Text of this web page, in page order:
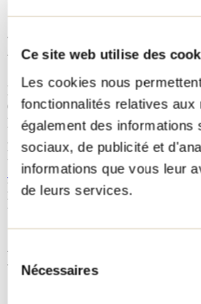
Ce site web utilise des
Les cookies nous
fonctionnalités relatives
également des
sociaux, de publicité et
informations que vous leur
de leurs services.
Sélection
Nécessaires
DE LA
Mandeville
Chalets
DE LA RIVIÈRE
330 33e Avenue
Mandeville, QC J0K1L0
514 266-7192
No d'enregistrement294849
Besoin d'information?
Menu pied de page